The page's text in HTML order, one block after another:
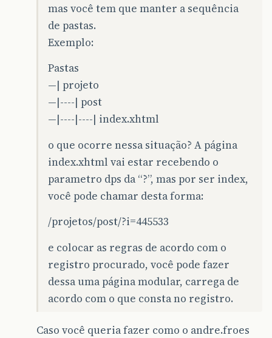
mas você tem que manter a sequência
de pastas.
Exemplo:
Pastas
—| projeto
—|----| post
—|----|----| index.xhtml
o que ocorre nessa situação? A página
index.xhtml vai estar recebendo o
parametro dps da “?”, mas por ser index,
você pode chamar desta forma:
/projetos/post/?i=445533
e colocar as regras de acordo com o
registro procurado, você pode fazer
dessa uma página modular, carrega de
acordo com o que consta no registro.
Caso você queria fazer como o andre.froes